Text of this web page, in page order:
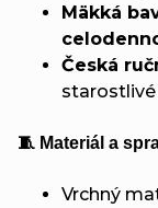
Mäkká
Česká
🧵 Materiál a
Vrchný